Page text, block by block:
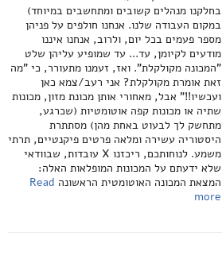
בחלקנו מנהלים קשובים ומתחשבים במיוחד)
במקום העבודה שלנו. אנחנו חולפים על פניהן
מספר פעמים בכל יום, ולרוב, אנחנו איננו
מודעים לקיומן, עד... עד שמופיע עליהן שלט
"המכונה מקולקלת". ואז, זעמנו מתעורר, כי "מה
זאת אומרת מקולקלת? אני רעב/צמא כאן
ועכשיו!!" אבל, מאחורי אותן מכונת מזון, מכונות
שתיה או מכונות קפה אוטומטיות (שכרגע,
מתחשק לך לבעוט באחת מהן) מסתתרת
היסטוריה עשירה ומלאה פרטים פיקנטיים, תרתי
משמע. לנוחותכם, ריכזנו X עובדות, שבוודאי
שלא ידעתם על המכונות המופלאות האלה:
המצאת המכונה האוטומטית הראשונה Read
more